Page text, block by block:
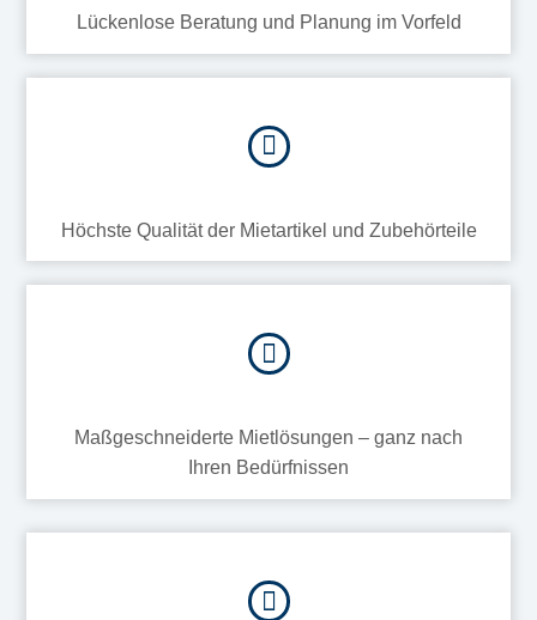
Lückenlose Beratung und Planung im Vorfeld
Höchste Qualität der Mietartikel und Zubehörteile
Maßgeschneiderte Mietlösungen – ganz nach
Ihren Bedürfnissen